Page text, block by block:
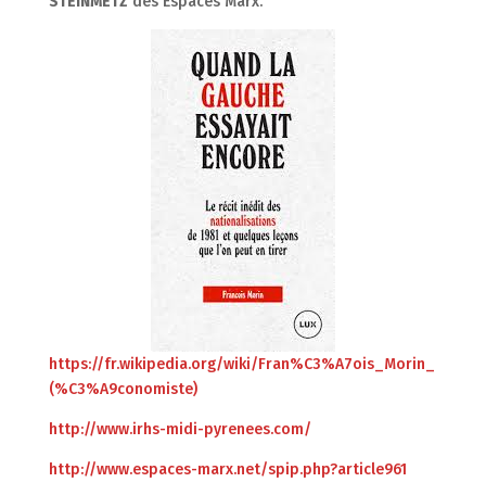
https://fr.wikipedia.org/wiki/Fran%C3%A7ois_Morin_
(%C3%A9conomiste)
http://www.irhs-midi-pyrenees.com/
http://www.espaces-marx.net/spip.php?article961